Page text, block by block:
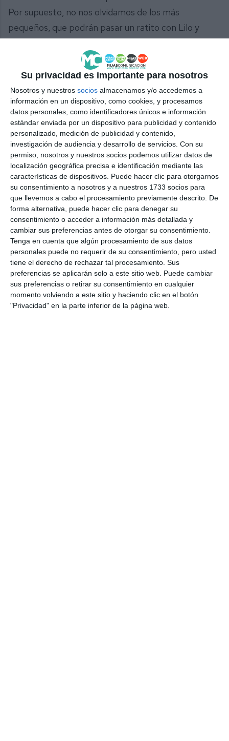
Su privacidad es importante para nosotros
Nosotros y nuestros socios almacenamos y/o accedemos a
información en un dispositivo, como cookies, y procesamos
datos personales, como identificadores únicos e información
estándar enviada por un dispositivo para publicidad y contenido
personalizado, medición de publicidad y contenido,
investigación de audiencia y desarrollo de servicios. Con su
permiso, nosotros y nuestros socios podemos utilizar datos de
localización geográfica precisa e identificación mediante las
características de dispositivos. Puede hacer clic para otorgarnos
su consentimiento a nosotros y a nuestros 1733 socios para
que llevemos a cabo el procesamiento previamente descrito. De
forma alternativa, puede hacer clic para denegar su
consentimiento o acceder a información más detallada y
cambiar sus preferencias antes de otorgar su consentimiento.
Tenga en cuenta que algún procesamiento de sus datos
personales puede no requerir de su consentimiento, pero usted
tiene el derecho de rechazar tal procesamiento. Sus
preferencias se aplicarán solo a este sitio web. Puede cambiar
sus preferencias o retirar su consentimiento en cualquier
momento volviendo a este sitio y haciendo clic en el botón
"Privacidad" en la parte inferior de la página web.
Por supuesto, no nos olvidamos de los más
pequeños, que podrán pasar un ratito con Lilo y
Comparte esta noticia desde el siguiente enlace:
https://mijascom.com/?a=35466
MIJAS CIRCO